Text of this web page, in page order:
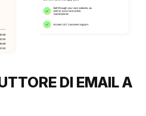
DI EMAIL A